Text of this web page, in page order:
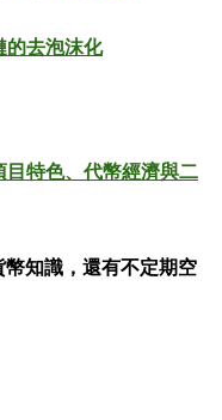
的去泡沫化
特色、代幣經濟與二
知識，還有不定期空